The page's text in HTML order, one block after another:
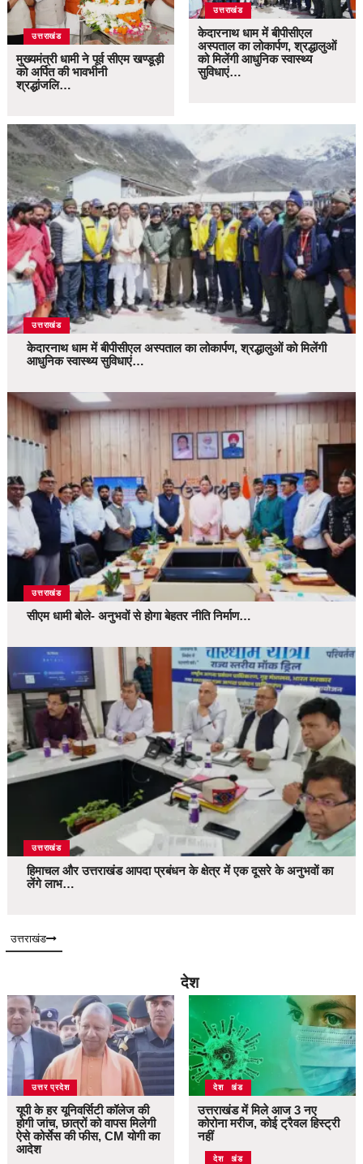
उत्तराखंड
मुख्यमंत्री धामी ने पूर्व सीएम खण्डूड़ी
को अर्पित की भावभीनी
श्रद्धांजलि…
उत्तराखंड
केदारनाथ धाम में बीपीसीएल
अस्पताल का लोकार्पण, श्रद्धालुओं
को मिलेंगी आधुनिक स्वास्थ्य
सुविधाएं…
उत्तराखंड
केदारनाथ धाम में बीपीसीएल अस्पताल का लोकार्पण, श्रद्धालुओं को मिलेंगी
आधुनिक स्वास्थ्य सुविधाएं…
उत्तराखंड
सीएम धामी बोले- अनुभवों से होगा बेहतर नीति निर्माण…
उत्तराखंड
हिमाचल और उत्तराखंड आपदा प्रबंधन के क्षेत्र में एक दूसरे के अनुभवों का
लेंगे लाभ…
उत्तराखंड
देश
उत्तर प्रदेश
यूपी के हर यूनिवर्सिटी कॉलेज की
होगी जांच, छात्रों को वापस मिलेगी
ऐसे कोर्सेस की फीस, CM योगी का
आदेश
उत्तराखंड
देश
उत्तराखंड में मिले आज 3 नए
कोरोना मरीज, कोई ट्रैवल हिस्ट्री
नहीं
उत्तराखंड
देश